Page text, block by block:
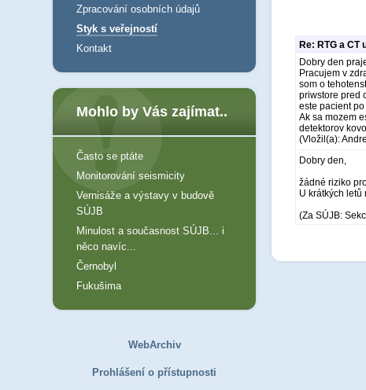
Re: RTG a CT
Dobry den
Pracujem v
som o
priwstore pred
este pacient
Ak sa mozem
detektorov
(Vložil(a):
Dobry den,
žádné riziko
U krátkých
(Za SÚJB:
Zpracování osobních údajů
Styk s veřejností
Kontakt
Mohlo by Vás zajímat..
Často se ptáte
Monitorování seismicity
Vernisáže a výstavy v budově
SÚJB
Minulost a současnost SÚJB... i
něco navíc...
Černobyl
Fukušima
WebArchiv
Prohlášení o přístupnosti